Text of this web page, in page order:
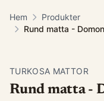
Hem
Produkter
Rund matta -
TURKOSA MATTOR
Rund matta -